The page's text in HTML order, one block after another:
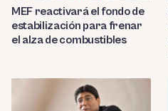
MEF reactivará el fondo de
estabilización para frenar
el alza de combustibles